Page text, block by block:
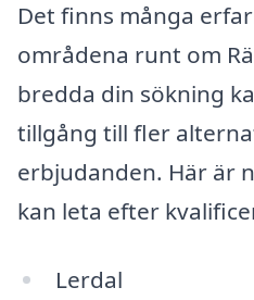
Det finns många
områdena runt om
bredda din sökning
tillgång till fler
erbjudanden. Här är
kan leta efter
Lerdal